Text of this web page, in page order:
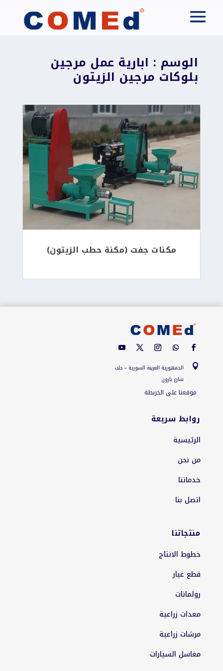
الوسم : ابارية عمل مرجين
بلوكات مرجين الزيتون
مكنات جفت (مكنة حطب الزيتون)

الجمهورية العربية السورية – حلب
شارع بارون
موقعنا على الخريطة
روابط سريعة
الرئيسية
من نحن
خدماتنا
اتصل بنا
منتجاتنا
خطوط الانتاج
قطع غيار
رولمانات
معدات زراعية
مرشات زراعية
مغاسل السيارات